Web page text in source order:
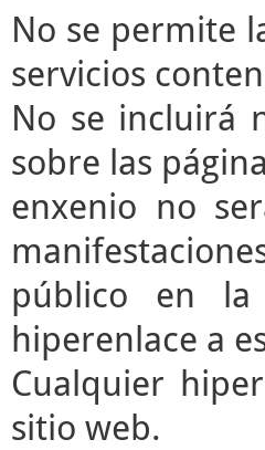
No se permite
servicios
No se incluirá
sobre las
enxenio no
público en
hiperenlace a
Cualquier
sitio web.